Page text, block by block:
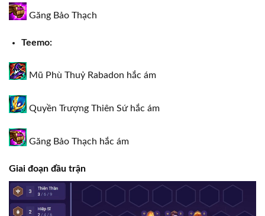
Găng Bảo Thạch
Teemo:
Mũ Phù Thuỷ Rabadon hắc ám
Quyền Trượng Thiên Sứ hắc ám
Găng Bảo Thạch hắc ám
Giai đoạn đầu trận